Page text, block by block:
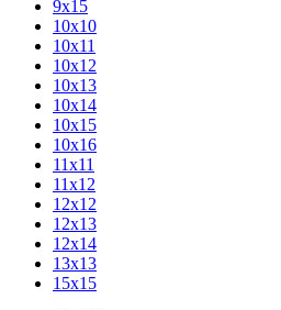
9х15
10х10
10х11
10х12
10х13
10х14
10х15
10х16
11х11
11х12
12х12
12х13
12х14
13х13
15х15